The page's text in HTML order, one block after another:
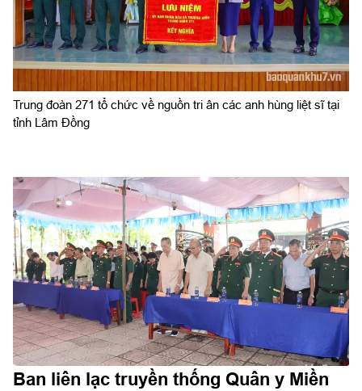
Trung đoàn 271 tổ chức về nguồn tri ân các anh hùng liệt sĩ tại
tỉnh Lâm Đồng
Ban liên lạc truyền thống Quân y Miền